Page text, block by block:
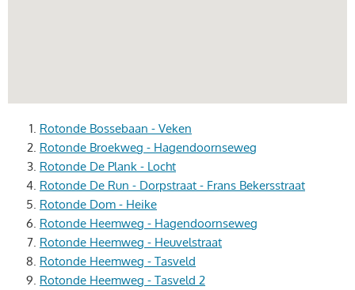
Rotonde Bossebaan - Veken
Rotonde Broekweg - Hagendoornseweg
Rotonde De Plank - Locht
Rotonde De Run - Dorpstraat - Frans Bekersstraat
Rotonde Dom - Heike
Rotonde Heemweg - Hagendoornseweg
Rotonde Heemweg - Heuvelstraat
Rotonde Heemweg - Tasveld
Rotonde Heemweg - Tasveld 2